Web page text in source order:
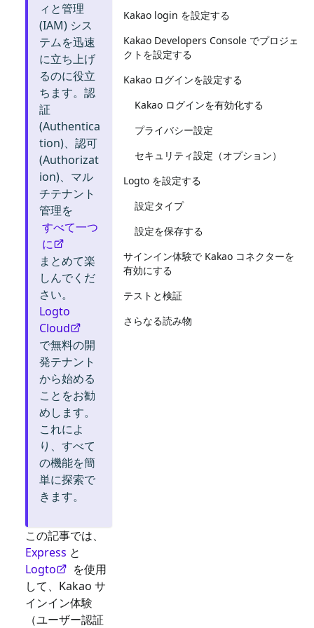
ィと管理
(IAM) シス
テムを迅速
に立ち上げ
るのに役立
ちます。認
証
(Authentica
tion)、認可
(Authorizat
ion)、マル
チテナント
管理を
すべて一つ
に
まとめて楽
しんでくだ
さい。
Logto
Cloud
で無料の開
発テナント
から始める
ことをお勧
めします。
これによ
り、すべて
の機能を簡
単に探索で
きます。
この記事では、
Express と
Logto
を使用
して、 Kakao サ
インイン体験
（ユーザー認証
Kakao login を設定する
Kakao Developers Console でプロジェ
クトを設定する
Kakao ログインを設定する
Kakao ログインを有効化する
プライバシー設定
セキュリティ設定（オプション）
Logto を設定する
設定タイプ
設定を保存する
サインイン体験で Kakao コネクターを
有効にする
テストと検証
さらなる読み物